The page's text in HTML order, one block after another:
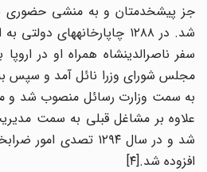
جز پیش­خدمتان و به منشی ­حضوری
شد. در ۱۲۸۸ چاپارخانه
های دولتی به
سفر ناصرالدین­شاه همراه او در
مجلس شورای وزرا نائل آمد و سپس به
به سمت وزارت رسائل منصوب شد و
علاوه بر مشاغل قبلی به سمت مدیریت
شد و در سال ۱۲۹۴ تصدی
افزوده شد.[۴]